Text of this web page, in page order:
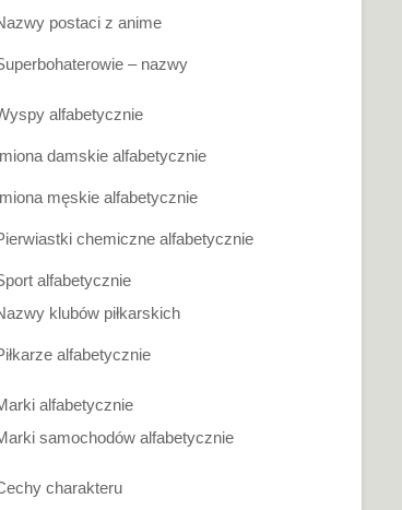
postaci z anime
– nazwy
alfabetycznie
damskie alfabetycznie
męskie alfabetycznie
chemiczne alfabetycznie
alfabetycznie
klubów piłkarskich
alfabetycznie
alfabetycznie
samochodów alfabetycznie
charakteru